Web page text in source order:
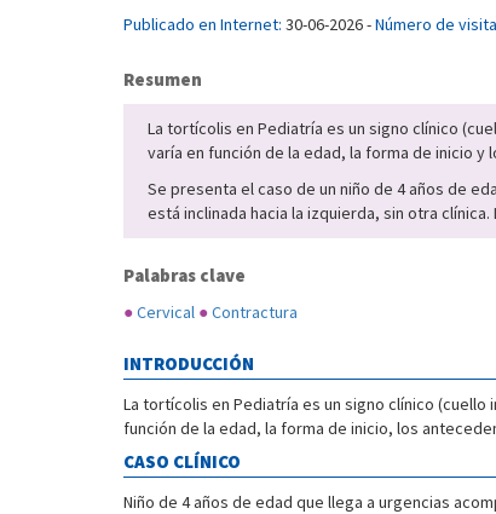
Publicado en Internet: 30-06-2026 -Número de
Resumen
La tortícolis en Pediatría es un signo clínico
varía en función de la edad, la forma de inicio y
Se presenta el caso de un niño de 4 años de
está inclinada hacia la izquierda, sin otra
Palabras clave
●Cervical ●Contractura
INTRODUCCIÓN
La tortícolis en Pediatría es un signo clínico
función de la edad, la forma de inicio, los
CASO CLÍNICO
Niño de 4 años de edad que llega a urgencias